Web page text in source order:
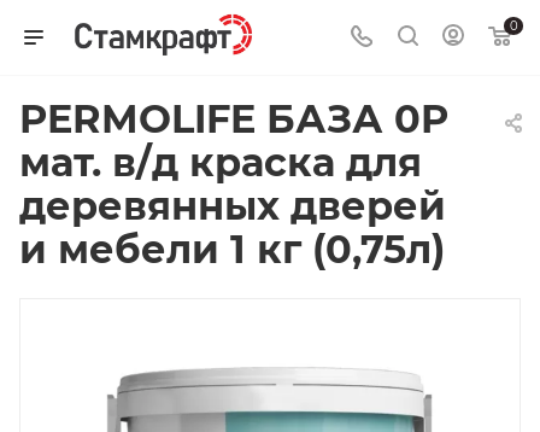
0
PERMOLIFE БАЗА 0P
мат. в/д краска для
деревянных дверей
и мебели 1 кг (0,75л)